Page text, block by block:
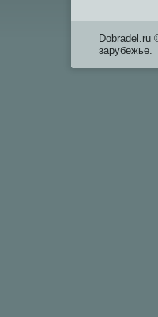
Dobradel.ru
зарубежье.